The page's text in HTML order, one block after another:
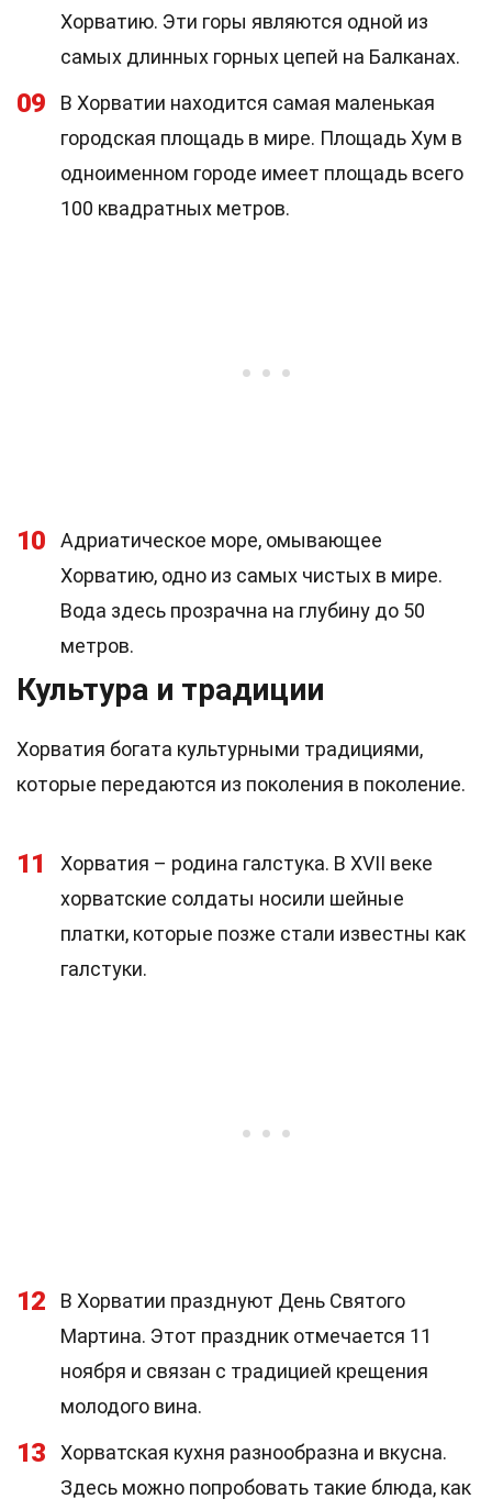
Хорватию. Эти горы являются одной из
самых длинных горных цепей на Балканах.
09
В Хорватии находится самая маленькая
городская площадь в мире. Площадь Хум в
одноименном городе имеет площадь всего
100 квадратных метров.
10
Адриатическое море, омывающее
Хорватию, одно из самых чистых в мире.
Вода здесь прозрачна на глубину до 50
метров.
Культура и традиции
Хорватия богата культурными традициями,
которые передаются из поколения в поколение.
11
Хорватия – родина галстука. В XVII веке
хорватские солдаты носили шейные
платки, которые позже стали известны как
галстуки.
12
В Хорватии празднуют День Святого
Мартина. Этот праздник отмечается 11
ноября и связан с традицией крещения
молодого вина.
13
Хорватская кухня разнообразна и вкусна.
Здесь можно попробовать такие блюда, как